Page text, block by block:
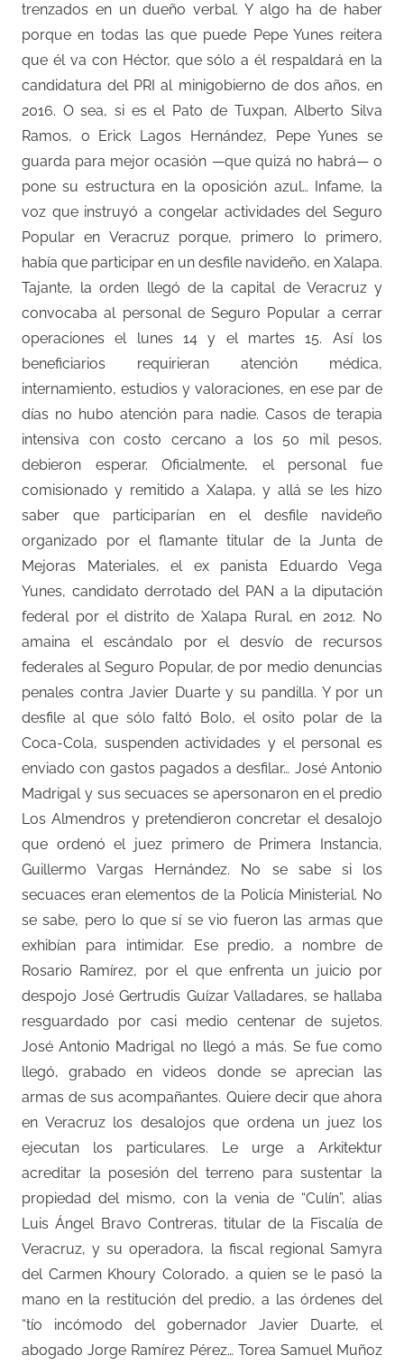
trenzados en un dueño verbal. Y algo ha de haber
porque en todas las que puede Pepe Yunes reitera
que él va con Héctor, que sólo a él respaldará en la
candidatura del PRI al minigobierno de dos años, en
2016. O sea, si es el Pato de Tuxpan, Alberto Silva
Ramos, o Erick Lagos Hernández, Pepe Yunes se
guarda para mejor ocasión —que quizá no habrá— o
pone su estructura en la oposición azul… Infame, la
voz que instruyó a congelar actividades del Seguro
Popular en Veracruz porque, primero lo primero,
había que participar en un desfile navideño, en Xalapa.
Tajante, la orden llegó de la capital de Veracruz y
convocaba al personal de Seguro Popular a cerrar
operaciones el lunes 14 y el martes 15. Así los
beneficiarios requirieran atención médica,
internamiento, estudios y valoraciones, en ese par de
días no hubo atención para nadie. Casos de terapia
intensiva con costo cercano a los 50 mil pesos,
debieron esperar. Oficialmente, el personal fue
comisionado y remitido a Xalapa, y allá se les hizo
saber que participarían en el desfile navideño
organizado por el flamante titular de la Junta de
Mejoras Materiales, el ex panista Eduardo Vega
Yunes, candidato derrotado del PAN a la diputación
federal por el distrito de Xalapa Rural, en 2012. No
amaina el escándalo por el desvío de recursos
federales al Seguro Popular, de por medio denuncias
penales contra Javier Duarte y su pandilla. Y por un
desfile al que sólo faltó Bolo, el osito polar de la
Coca-Cola, suspenden actividades y el personal es
enviado con gastos pagados a desfilar… José Antonio
Madrigal y sus secuaces se apersonaron en el predio
Los Almendros y pretendieron concretar el desalojo
que ordenó el juez primero de Primera Instancia,
Guillermo Vargas Hernández. No se sabe si los
secuaces eran elementos de la Policía Ministerial. No
se sabe, pero lo que sí se vio fueron las armas que
exhibían para intimidar. Ese predio, a nombre de
Rosario Ramírez, por el que enfrenta un juicio por
despojo José Gertrudis Guízar Valladares, se hallaba
resguardado por casi medio centenar de sujetos.
José Antonio Madrigal no llegó a más. Se fue como
llegó, grabado en videos donde se aprecian las
armas de sus acompañantes. Quiere decir que ahora
en Veracruz los desalojos que ordena un juez los
ejecutan los particulares. Le urge a Arkitektur
acreditar la posesión del terreno para sustentar la
propiedad del mismo, con la venia de “Culín”, alias
Luis Ángel Bravo Contreras, titular de la Fiscalía de
Veracruz, y su operadora, la fiscal regional Samyra
del Carmen Khoury Colorado, a quien se le pasó la
mano en la restitución del predio, a las órdenes del
“tío incómodo del gobernador Javier Duarte, el
abogado Jorge Ramírez Pérez… Torea Samuel Muñoz